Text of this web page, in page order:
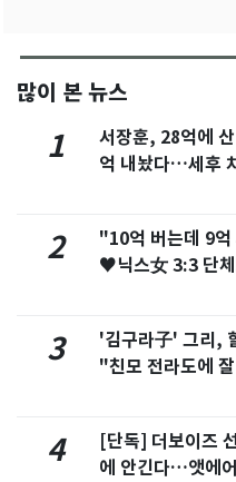
많이 본 뉴스
1
서장훈, 28억에
억 내놨다…세후
2
"10억 버는데 9
♥닉스女 3:3 단
3
'김구라子' 그리,
"친모 전라도에
4
[단독] 더보이즈
에 안긴다…앳에